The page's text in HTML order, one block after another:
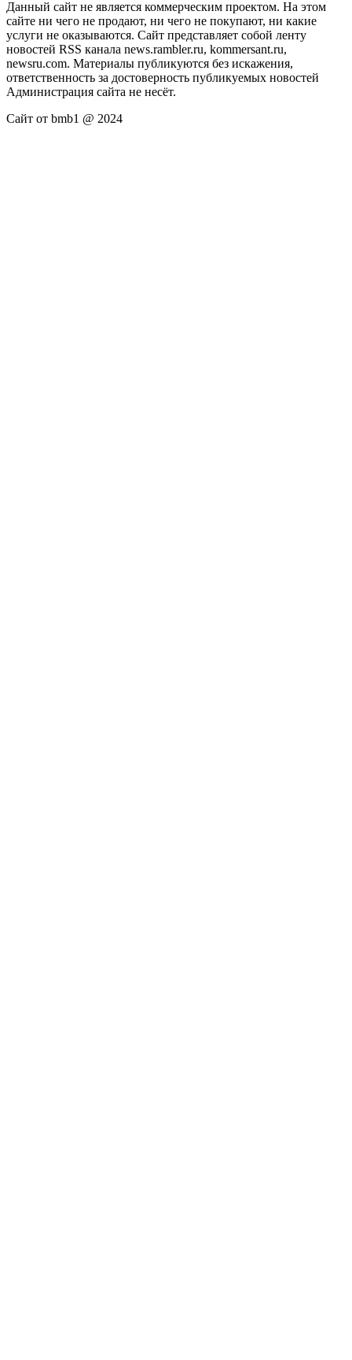
Данный сайт не является коммерческим проектом. На этом
сайте ни чего не продают, ни чего не покупают, ни какие
услуги не оказываются. Сайт представляет собой ленту
новостей RSS канала news.rambler.ru, kommersant.ru,
newsru.com. Материалы публикуются без искажения,
ответственность за достоверность публикуемых новостей
Администрация сайта не несёт.
Сайт от bmb1 @ 2024